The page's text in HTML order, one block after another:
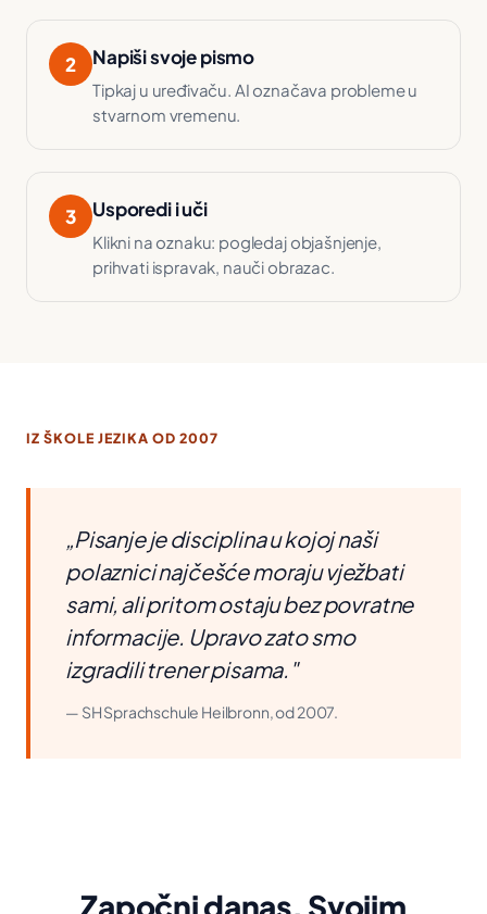
2 Napiši svoje pismo
Tipkaj u uređivaču. AI označava probleme u
stvarnom vremenu.
3 Usporedi i uči
Klikni na oznaku: pogledaj objašnjenje,
prihvati ispravak, nauči obrazac.
IZ ŠKOLE JEZIKA OD 2007
„Pisanje je disciplina u kojoj naši
polaznici najčešće moraju vježbati
sami, ali pritom ostaju bez povratne
informacije. Upravo zato smo
izgradili trener pisama."
— SH Sprachschule Heilbronn, od 2007.
Započni danas. Svojim